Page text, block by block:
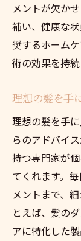
メントが欠か
補い、健康な
奨するホーム
術の効果を持続
理想の髪を手
理想の髪を手
らのアドバイ
持つ専門家が
てくれます。
メントまで、
とえば、髪の
アに特化した